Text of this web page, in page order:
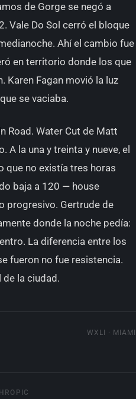
de Gorge se negó a
Vale Do Sol cerró el bloque
Ahí el cambio fue
en territorio donde los que
Karen Fagan movió la luz
se vaciaba.
Road. Water Cut de Matt
A la una y treinta y nueve, el
que no existía tres horas
baja a 120 — house
progresivo. Gertrude de
donde la noche pedía:
La diferencia entre los
fueron no fue resistencia.
de la ciudad.
WXLI · MIAMI